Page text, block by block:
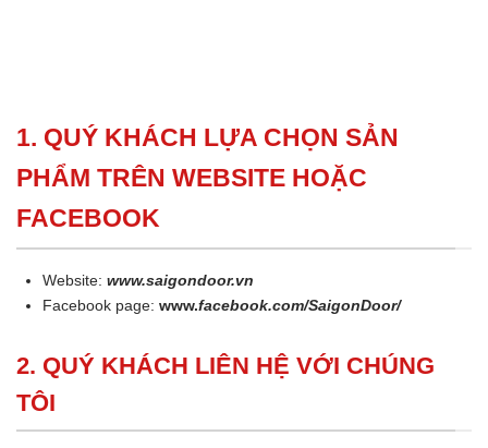
1. QUÝ KHÁCH LỰA CHỌN SẢN
PHẨM TRÊN WEBSITE HOẶC
FACEBOOK
Website:www.saigondoor.vn
Facebook page:www.facebook.com/SaigonDoor/
2. QUÝ KHÁCH LIÊN HỆ VỚI CHÚNG
TÔI